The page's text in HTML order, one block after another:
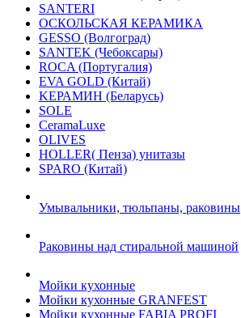
SANTERI
ОСКОЛЬСКАЯ КЕРАМИКА
GESSO (Волгоград)
SANTEK (Чебоксары)
ROCA (Португалия)
EVA GOLD (Китай)
KЕРАМИН (Беларусь)
SOLE
CeramaLuxe
OLIVES
HOLLER( Пенза) унитазы
SPARO (Китай)
Умывальники, тюльпаны, раковины
Раковины над стиральной машиной
Мойки кухонные
Мойки кухонные GRANFEST
Мойки кухонные FABIA PROFI